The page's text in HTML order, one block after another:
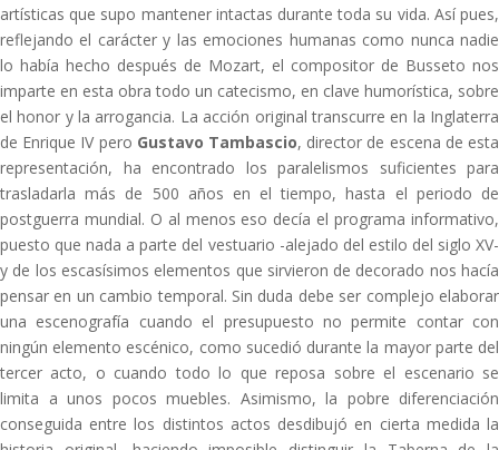
artísticas que supo mantener intactas durante toda su vida. Así pues,
reflejando el carácter y las emociones humanas como nunca nadie
lo había hecho después de Mozart, el compositor de Busseto nos
imparte en esta obra todo un catecismo, en clave humorística, sobre
el honor y la arrogancia. La acción original transcurre en la Inglaterra
de Enrique IV pero Gustavo Tambascio, director de escena de esta
representación, ha encontrado los paralelismos suficientes para
trasladarla más de 500 años en el tiempo, hasta el periodo de
postguerra mundial. O al menos eso decía el programa informativo,
puesto que nada a parte del vestuario -alejado del estilo del siglo XV-
y de los escasísimos elementos que sirvieron de decorado nos hacía
pensar en un cambio temporal. Sin duda debe ser complejo elaborar
una escenografía cuando el presupuesto no permite contar con
ningún elemento escénico, como sucedió durante la mayor parte del
tercer acto, o cuando todo lo que reposa sobre el escenario se
limita a unos pocos muebles. Asimismo, la pobre diferenciación
conseguida entre los distintos actos desdibujó en cierta medida la